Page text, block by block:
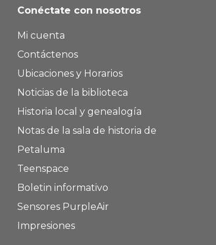
Conéctate con nosotros
Mi cuenta
Contáctenos
Ubicaciones y Horarios
Noticias de la biblioteca
Historia local y genealogía
Notas de la sala de historia de
Petaluma
Teenspace
Boletin informativo
Sensores PurpleAir
Impresiones